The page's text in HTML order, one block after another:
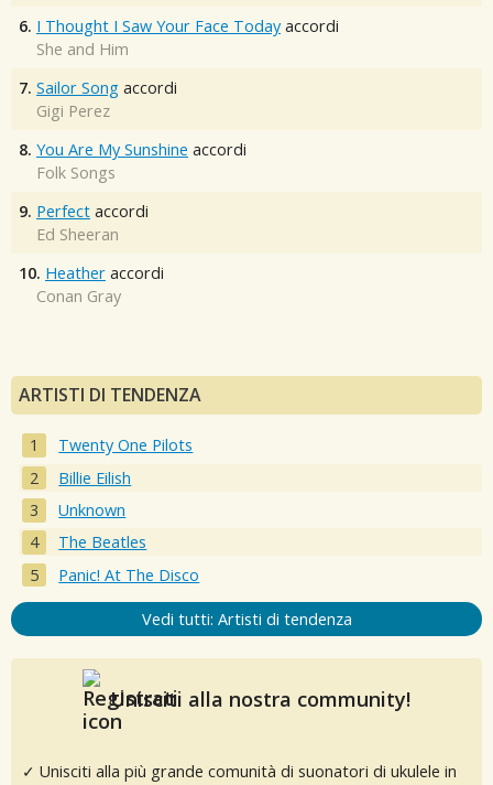
6. I Thought I Saw Your Face Today accordi
She and Him
7. Sailor Song accordi
Gigi Perez
8. You Are My Sunshine accordi
Folk Songs
9. Perfect accordi
Ed Sheeran
10. Heather accordi
Conan Gray
ARTISTI DI TENDENZA
Twenty One Pilots
Billie Eilish
Unknown
The Beatles
Panic! At The Disco
Vedi tutti: Artisti di tendenza
Unisciti alla nostra community!
✓ Unisciti alla più grande comunità di suonatori di ukulele in